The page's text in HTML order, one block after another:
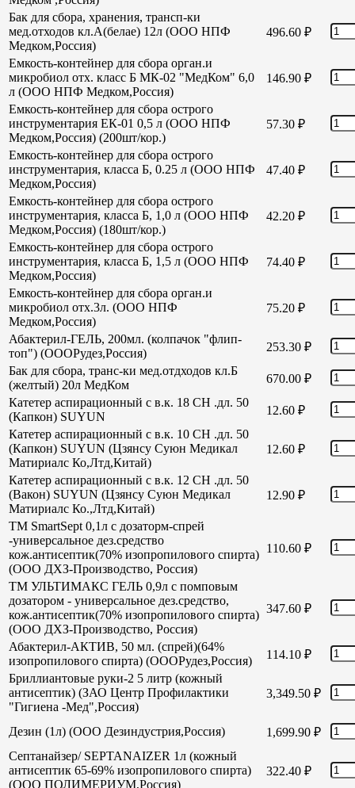
Бак для сбора, хранения, трансп-ки
мед.отходов кл.А(белае) 12л (ООО НПФ
Медком,Россия)
496.60 ₽
Емкость-контейнер для сбора орган.и
микробиол отх. класс Б МК-02 "МедКом" 6,0
л (ООО НПФ Медком,Россия)
146.90 ₽
Емкость-контейнер для сбора острого
инструментария ЕК-01 0,5 л (ООО НПФ
Медком,Россия) (200шт/кор.)
57.30 ₽
Емкость-контейнер для сбора острого
инструментария, класса Б, 0.25 л (ООО НПФ
Медком,Россия)
47.40 ₽
Емкость-контейнер для сбора острого
инструментария, класса Б, 1,0 л (ООО НПФ
Медком,Россия) (180шт/кор.)
42.20 ₽
Емкость-контейнер для сбора острого
инструментария, класса Б, 1,5 л (ООО НПФ
Медком,Россия)
74.40 ₽
Емкость-контейнер для сбора орган.и
микробиол отх.3л. (ООО НПФ
Медком,Россия)
75.20 ₽
Абактерил-ГЕЛЬ, 200мл. (колпачок "флип-
топ") (ОООРудез,Россия)
253.30 ₽
Бак для сбора, транс-ки мед.отдходов кл.Б
(желтый) 20л МедКом
670.00 ₽
Катетер аспирационный с в.к. 18 СН .дл. 50
(Капкон) SUYUN
12.60 ₽
Катетер аспирационный с в.к. 10 СН .дл. 50
(Капкон) SUYUN (Цзянсу Суюн Медикал
Матириалс Ко,Лтд,Китай)
12.60 ₽
Катетер аспирационный с в.к. 12 СН .дл. 50
(Вакон) SUYUN (Цзянсу Суюн Медикал
Матириалс Ко.,Лтд,Китай)
12.90 ₽
TM SmartSept 0,1л с дозаторм-спрей
-универсальное дез.средство
кож.антисептик(70% изопропилового спирта)
(ООО ДХЗ-Производство, Россия)
110.60 ₽
TM УЛЬТИМАКС ГЕЛЬ 0,9л с помповым
дозатором - универсальное дез.средство,
кож.антисептик(70% изопропилового спирта)
(ООО ДХЗ-Производство, Россия)
347.60 ₽
Абактерил-АКТИВ, 50 мл. (спрей)(64%
изопропилового спирта) (ОООРудез,Россия)
114.10 ₽
Бриллиантовые руки-2 5 литр (кожный
антисептик) (ЗАО Центр Профилактики
"Гигиена -Мед",Россия)
3,349.50 ₽
Дезин (1л) (ООО Дезиндустрия,Россия) 1,699.90 ₽
Септанайзер/ SEPTANAIZER 1л (кожный
антисептик 65-69% изопропилового спирта)
(ООО ПОЛИМЕРИУМ,Россия)
322.40 ₽